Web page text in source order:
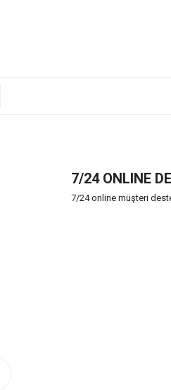
7/24 ONLINE
7/24 online müşteri